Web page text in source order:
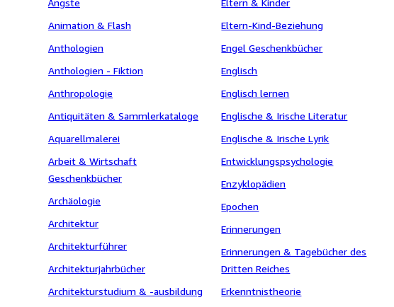
Ängste
Animation & Flash
Anthologien
Anthologien - Fiktion
Anthropologie
Antiquitäten & Sammlerkataloge
Aquarellmalerei
Arbeit & Wirtschaft
Geschenkbücher
Archäologie
Architektur
Architekturführer
Architekturjahrbücher
Architekturstudium & -ausbildung
Eltern & Kinder
Eltern-Kind-Beziehung
Engel Geschenkbücher
Englisch
Englisch lernen
Englische & Irische Literatur
Englische & Irische Lyrik
Entwicklungspsychologie
Enzyklopädien
Epochen
Erinnerungen
Erinnerungen & Tagebücher des
Dritten Reiches
Erkenntnistheorie